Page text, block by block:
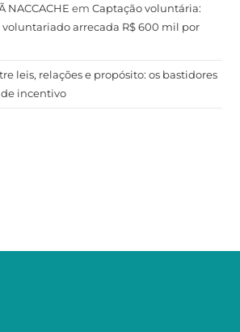
NACCACHE emCaptação voluntária:
arrecada R$ 600 mil por
leis, relações e propósito: os bastidores
incentivo